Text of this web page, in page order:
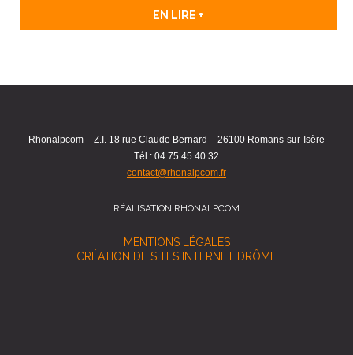
EN LIRE +
Rhonalpcom – Z.I. 18 rue Claude Bernard – 26100 Romans-sur-Isère
Tél.: 04 75 45 40 32
contact@rhonalpcom.fr
RÉALISATION RHONALPCOM
MENTIONS LÉGALES
CRÉATION DE SITES INTERNET DRÔME